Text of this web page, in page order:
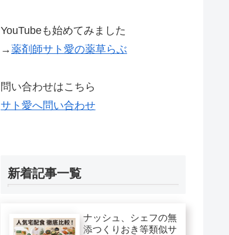
YouTubeも始めてみました
→薬剤師サト愛の薬草らぶ
問い合わせはこちら
サト愛へ問い合わせ
新着記事一覧
ナッシュ、シェフの無
添つくりおき等類似サ